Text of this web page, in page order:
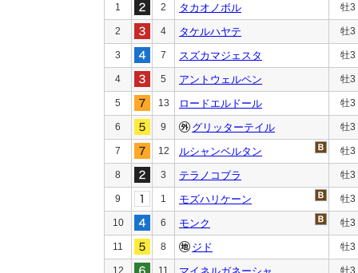
1 2 タカオノボル 牡3
2 4 タケルハヤテ 牡3
3 7 スズカマジェスタ 牡3
4 5 アントウェルペン 牡3
5 13 ロードエルドール 牡3
6 9 グリッターテイル 牡3
7 12 ルシャンベルタン 牡3
8 3 テラノコブラ 牡3
9 1 モズハリケーン 牡3
10 6 モンク 牡3
11 8 ジド 牡3
12 11 牡3